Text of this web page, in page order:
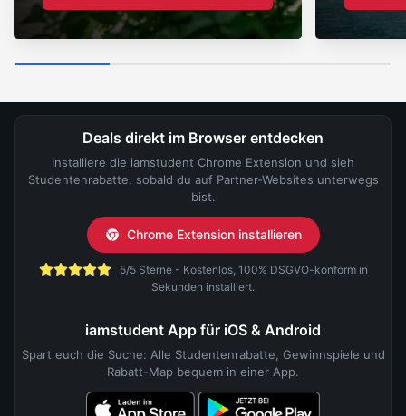
Deals direkt im Browser entdecken
Installiere die iamstudent Chrome Extension und sieh
Studentenrabatte, sobald du auf Partner-Websites unterwegs
bist.
Chrome Extension installieren
5/5 Sterne - Kostenlos, 100% DSGVO-konform in
Sekunden installiert.
iamstudent App für iOS & Android
Spart euch die Suche: Alle Studentenrabatte, Gewinnspiele und
Rabatt-Map bequem in einer App.